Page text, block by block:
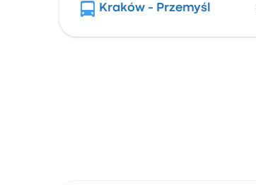
Kraków - Przemyśl